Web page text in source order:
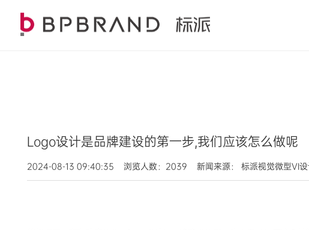
Logo设计是品牌建设的第一步,我们应该怎么做呢
2024-08-13 09:40:35 浏览人数：2039 新闻来源： 标派视觉微型VI设